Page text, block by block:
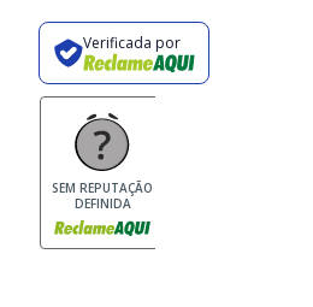
Verificada por
SEM REPUTAÇÃO
DEFINIDA